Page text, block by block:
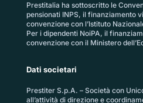
Prestitalia ha sottoscritto le
pensionati INPS, il finanziamento
convenzione con l’Istituto
Per i dipendenti NoiPA, il
convenzione con il Ministero
Dati societari
Prestiter S.p.A. – Società con
all’attività di direzione e